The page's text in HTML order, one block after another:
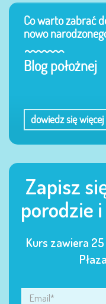
Co warto zabrać
nowo
Blog położnej
dowiedz się więcej
Zapisz
porodzie
Kurs zawiera